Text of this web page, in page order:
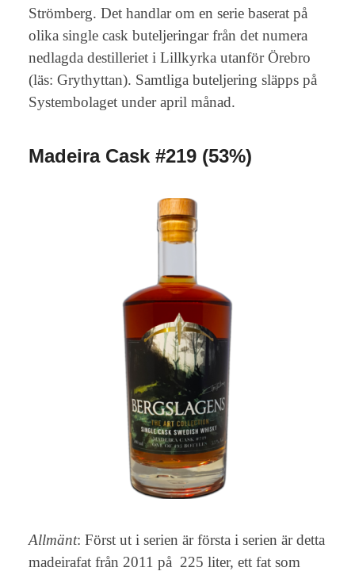
Strömberg. Det handlar om en serie baserat på
olika single cask buteljeringar från det numera
nedlagda destilleriet i Lillkyrka utanför Örebro
(läs: Grythyttan). Samtliga buteljering släpps på
Systembolaget under april månad.
Madeira Cask #219 (53%)
Allmänt: Först ut i serien är första i serien är detta
madeirafat från 2011 på 225 liter, ett fat som